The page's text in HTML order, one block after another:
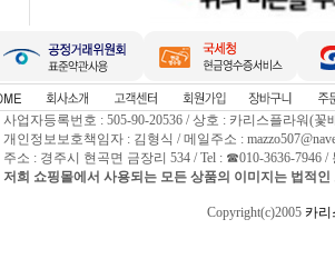
사업자등록번호 : 505-90-20536 / 상호 : 카리스플라워(꽃
개인정보보호책임자 : 김형식 / 메일주소 :
주소 : 경주시 현곡면 금장리 534 / Tel : ☎010-3636-7946
저희 쇼핑몰에서 사용되는 모든 상품의 이미지는 법적
Copyright(c)2005 카리